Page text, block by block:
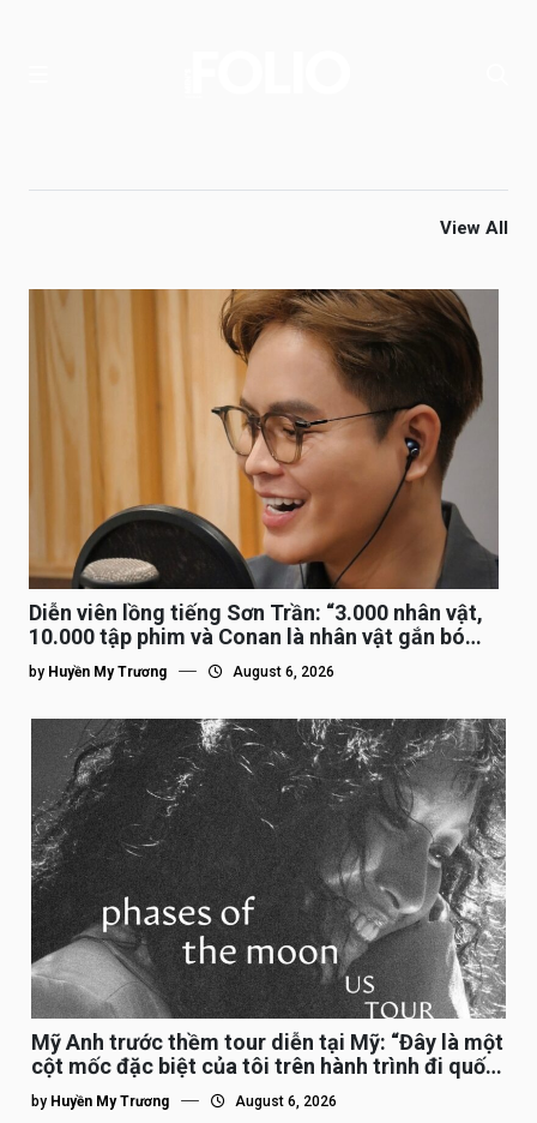
View All
Diễn viên lồng tiếng Sơn Trần: “3.000 nhân vật,
10.000 tập phim và Conan là nhân vật gắn bó
lâu nhất”
by Huyền My Trương August 6, 2026
Mỹ Anh trước thềm tour diễn tại Mỹ: “Đây là một
cột mốc đặc biệt của tôi trên hành trình đi quốc
tế”
by Huyền My Trương August 6, 2026